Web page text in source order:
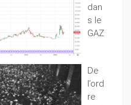
dan
s le
GAZ
De
l’ord
re